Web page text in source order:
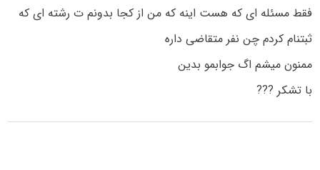
فقط مسئله ای که هست اینه که من از کجا بدونم ت رشته ای که
ثبتنام کردم چن نفر متقاضی داره
ممنون میشم اگ جوابمو بدین
با تشکر ???